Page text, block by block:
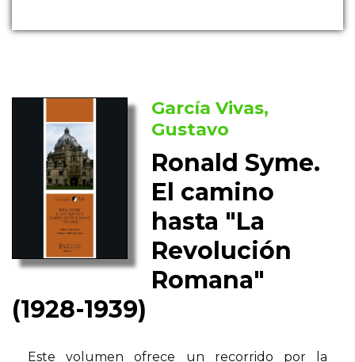
García Vivas,
Gustavo
Ronald Syme.
El camino
hasta "La
Revolución
Romana"
(1928-1939)
Este volumen ofrece un recorrido por la